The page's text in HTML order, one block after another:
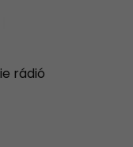
rádió